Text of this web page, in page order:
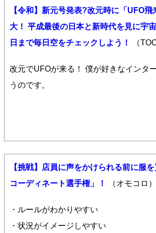
【令和】新元号発表?改元時に「UFO飛
大！ 平成最後の日本と新時代を見に宇
日まで毎日空をチェックしよう！
（
改元でUFOが来る！ 僕が好きなインタ
うのです。
【挑戦】店員に声をかけられる前に服
コーディネート選手権」！
（オモコロ）
・ルールがわかりやすい
・状況がイメージしやすい